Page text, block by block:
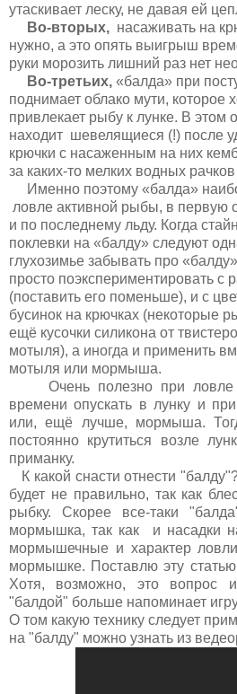
утаскивает леску, не давая ей
Во-вторых, насаживать на
нужно, а это опять выигрыш
руки морозить лишний раз нет
Во-третьих, «балда» при
поднимает облако мути, которое
привлекает рыбу к лунке. В этом
находит шевелящиеся (!) после
крючки с насаженным на них
за каких-то мелких водных
Именно поэтому «балда»
ловле активной рыбы, в первую
и по последнему льду. Когда
поклевки на «балду» следуют
глухозимье забывать про
просто поэкспериментировать с
(поставить его поменьше), и с
бусинок на крючках (некоторые
ещё кусочки силикона от
мотыля), а иногда и применить
мотыля или мормыша.
Очень полезно при ловле
времени опускать в лунку и
или, ещё лучше, мормыша.
постоянно крутиться возле
приманку.
К какой снасти отнести
будет не правильно, так как
рыбку. Скорее все-таки
мормышка, так как и насадки
мормышечные и характер
мормышке. Поставлю эту
Хотя, возможно, это вопрос
"балдой" больше напоминает
О том какую технику следует
на "балду" можно узнать из